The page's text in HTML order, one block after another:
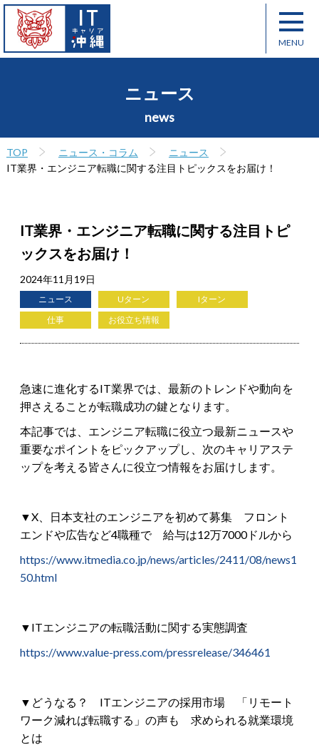
ニュース
news
TOP ニュース・コラム
ニュース
IT業界・エンジニア転職に関する注目トピックスをお届け！
IT業界・エンジニア転職に関する注目トピ
ックスをお届け！
2024年11月19日
ニュース Uターン
Iターン
仕事
お役立ち情報
急速に進化するIT業界では、最新のトレンドや動向を
押さえることが転職成功の鍵となります。
本記事では、エンジニア転職に役立つ最新ニュースや
重要なポイントをピックアップし、次のキャリアステ
ップを考える皆さんに役立つ情報をお届けします。
▼X、日本支社のエンジニアを初めて募集 フロント
エンドや広告など4職種で 給与は12万7000ドルから
https://www.itmedia.co.jp/news/articles/2411/08/news1
50.html
▼ITエンジニアの転職活動に関する実態調査
https://www.value-press.com/pressrelease/346461
▼どうなる？ ITエンジニアの採用市場 「リモート
ワーク減れば転職する」の声も 求められる就業環境
とは